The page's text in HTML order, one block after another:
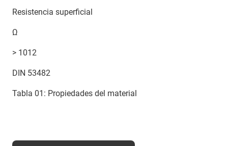
Resistencia superficial
Ω
> 1012
DIN 53482
Tabla 01: Propiedades del material